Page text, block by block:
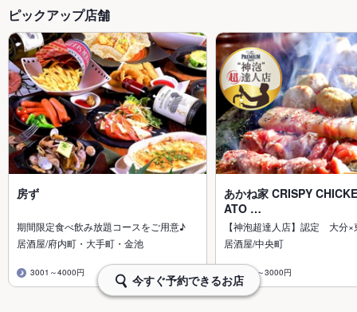
ピックアップ店舗
房ず
期間限定食べ飲み放題コースをご用意♪
居酒屋/府内町・大手町・金池
3001～4000円
あかね家 CRISPY
ATO …
【神泡超達人店】認定 大分
居酒屋/中央町
2001～3000円
今すぐ予約できるお店